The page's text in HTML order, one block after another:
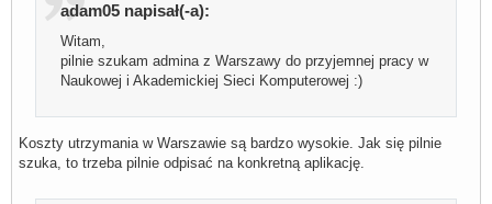
adam05 napisał(-a):
Witam,
pilnie szukam admina z Warszawy do przyjemnej pracy w
Naukowej i Akademickiej Sieci Komputerowej :)
Koszty utrzymania w Warszawie są bardzo wysokie. Jak się pilnie
szuka, to trzeba pilnie odpisać na konkretną aplikację.